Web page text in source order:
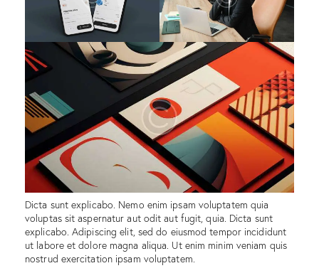
Dicta sunt explicabo. Nemo enim ipsam voluptatem quia
voluptas sit aspernatur aut odit aut fugit, quia. Dicta sunt
explicabo. Adipiscing elit, sed do eiusmod tempor incididunt
ut labore et dolore magna aliqua. Ut enim minim veniam quis
nostrud exercitation ipsam voluptatem.